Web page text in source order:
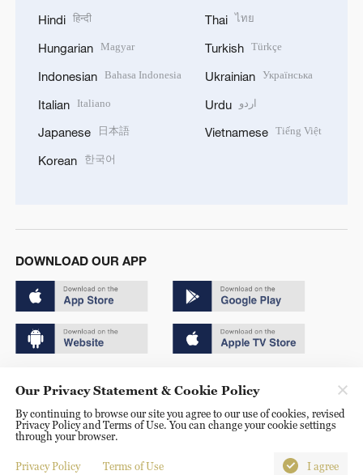
Hindi हिन्दी
Hungarian Magyar
Indonesian Bahasa Indonesia
Italian Italiano
Japanese 日本語
Korean 한국어
Thai ไทย
Turkish Türkçe
Ukrainian Українська
Urdu اردو
Vietnamese Tiếng Việt
DOWNLOAD OUR APP
京ICP备20000184号
京公网安备 11010502050052号
Disinformation report hotline: 010-85061466
Our Privacy Statement & Cookie Policy
By continuing to browse our site you agree to our use of cookies, revised
Privacy Policy and Terms of Use. You can change your cookie settings
through your browser.
Privacy Policy Terms of Use I agree